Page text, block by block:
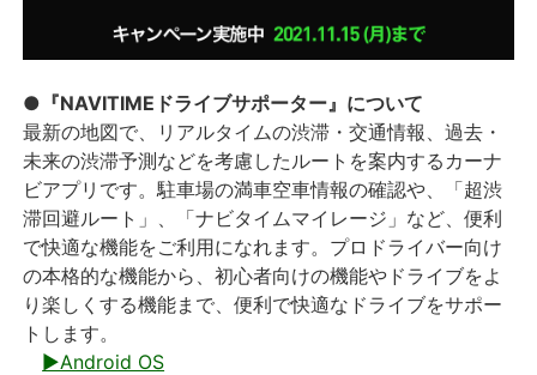
●『NAVITIMEドライブサポーター』について
最新の地図で、リアルタイムの渋滞・交通情報、過去・
未来の渋滞予測などを考慮したルートを案内するカーナ
ビアプリです。駐車場の満車空車情報の確認や、「超渋
滞回避ルート」、「ナビタイムマイレージ」など、便利
で快適な機能をご利用になれます。プロドライバー向け
の本格的な機能から、初心者向けの機能やドライブをよ
り楽しくする機能まで、便利で快適なドライブをサポー
トします。
▶Android OS